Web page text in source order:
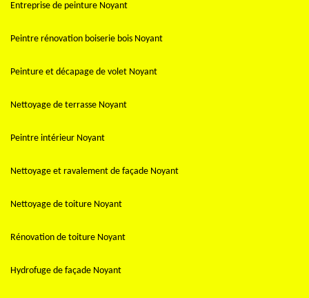
Entreprise de peinture Noyant
Peintre rénovation boiserie bois Noyant
Peinture et décapage de volet Noyant
Nettoyage de terrasse Noyant
Peintre intérieur Noyant
Nettoyage et ravalement de façade Noyant
Nettoyage de toiture Noyant
Rénovation de toiture Noyant
Hydrofuge de façade Noyant